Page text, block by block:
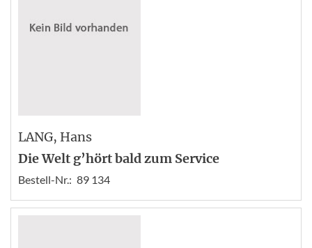
LANG, Hans
Die Welt g’hört bald zum Service
Bestell-Nr.: 89 134